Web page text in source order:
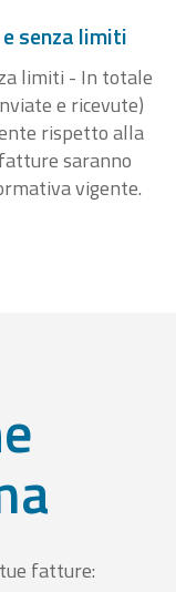
senza limiti
limiti - In totale
e ricevute)
rispetto alla
saranno
vigente.
fatture: